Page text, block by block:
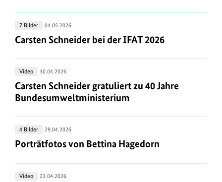
Mut
Carsten
Schneider
der
IFAT
2026
7 Bilder 04.05.2026
Carsten Schneider bei der IFAT2026
Carsten Schneider bei der IFAT 2026
Carsten
Schneider
gratuliert
40
Jahre
Bundesumweltministerium
Video 30.04.2026
Carsten Schneider gratuliert zu 40 Jahre
Carsten Schneider gratuliert zu 40 Jahre
Bundesumweltministerium
Porträtfotos
von
Hagedorn
4 Bilder 29.04.2026
Porträtfotos von Bettina Hagedorn
Porträtfotos von Bettina Hagedorn
Petersberger
Video 23.04.2026